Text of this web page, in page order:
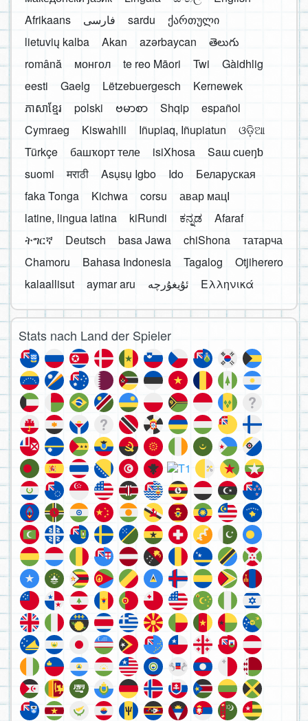
Afrikaans
فارسی sardu
ქართული
lietuvių kalba
Akan azərbaycan
తెలుగు
română
монгол te reo Māori Twi
Gàidhlig
eesti
Gaelg Lëtzebuergesch
Kernewek
ភាសាខ្មែរ
polski ဗမာစာ Shqip
español
Cymraeg
Kiswahili Iñupiaq, Iñupiatun
ଓଡ଼ିଆ
Türkçe
башҡорт теле isiXhosa
Saɯ cueŋƅ
suomi
मराठी Asụsụ Igbo Ido
Беларуская
faka Tonga
Kichwa corsu
авар мацӀ
latine, lingua latina
kiRundi ಕನ್ನಡ
Afaraf
ትግርኛ
Deutsch basa Jawa chiShona
татарча
Chamoru
Bahasa Indonesia Tagalog
Otjiherero
kalaallisut
aymar aru Ελληνικά
Stats nach Land der Spieler